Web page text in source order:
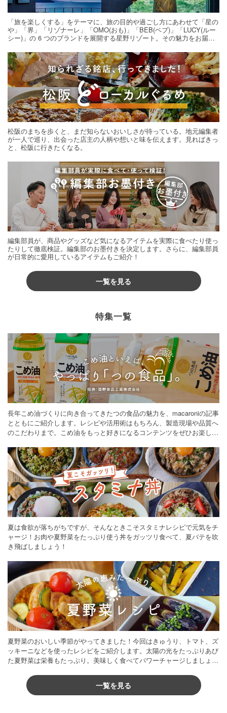
「旅を楽しくする」をテーマに、旅の目的や過ごし方にあわせて「星の
や」「界」「リゾナーレ」「OMO(おも)」「BEB(ベブ)」「LUCY(ルー
シー)」の 6 つのブランドを展開する星野リゾート。その魅力をお届け
松阪のまちを歩くと、まだ知らないおいしさが待っている。地元編集者
が一人で巡り、出会った店主の人柄や想いと味を伝えます。見ればきっ
と、松阪に行きたくなる。
編集部員が、商品やグッズなど気になるアイテムを実際に食べたり使っ
たりして徹底検証。編集部のお墨付きを決定します。さらに、編集部員
が日常的に愛用しているアイテムもご紹介！
一覧を見る
特集一覧
長年こめ油づくりに向き合ってきたつの食品の魅力を、macaroniの記事
とともにご紹介します。レシピや活用術はもちろん、製造現場や品質へ
のこだわりまで。こめ油をもっと好きになるコンテンツをぜひお楽しみ
夏は食欲が落ちがちですが、そんなときこそスタミナレシピで元気をチ
ャージ！お肉や夏野菜をたっぷり使う丼をガッツリ食べて、夏バテを吹
き飛ばしましょう！
夏野菜のおいしい季節がやってきました！今回はきゅうり、トマト、ズ
ッキーニなどを使ったレシピをご紹介します。太陽の光をたっぷりあび
た夏野菜は栄養もたっぷり。美味しく食べてパワーチャージしましょう
一覧を見る